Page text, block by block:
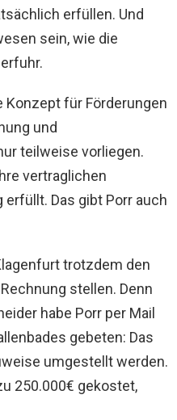
erfüllen. Und
sein, wie die
Konzept für Förderungen
und
teilweise vorliegen.
vertraglichen
Das gibt Porr auch
trotzdem den
stellen. Denn
habe Porr per Mail
gebeten: Das
umgestellt werden.
250.000€ gekostet,